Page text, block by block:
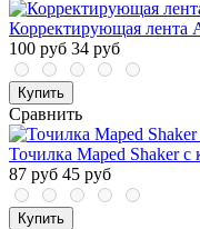
Корректирующая лента
100 руб 34 руб
Купить
Сравнить
Точилка Maped Shaker с
87 руб 45 руб
Купить